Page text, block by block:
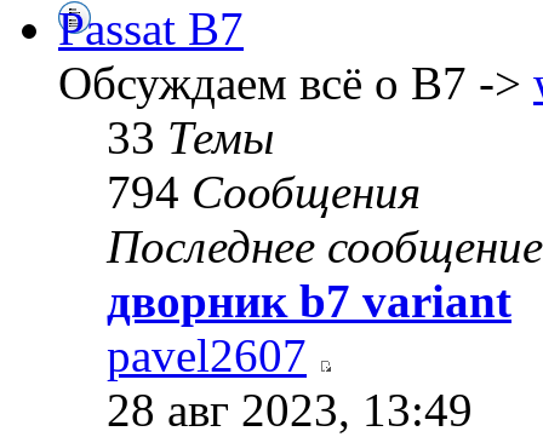
Passat B7
Обсуждаем всё о B7 ->
33 Темы
794 Сообщения
Последнее сообщение
дворник b7 variant
pavel2607
28 авг 2023, 13:49